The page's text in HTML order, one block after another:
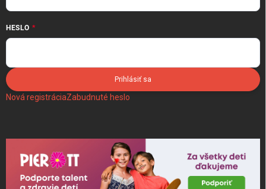
HESLO
Prihlásiť sa
Nová registráciaZabudnuté heslo